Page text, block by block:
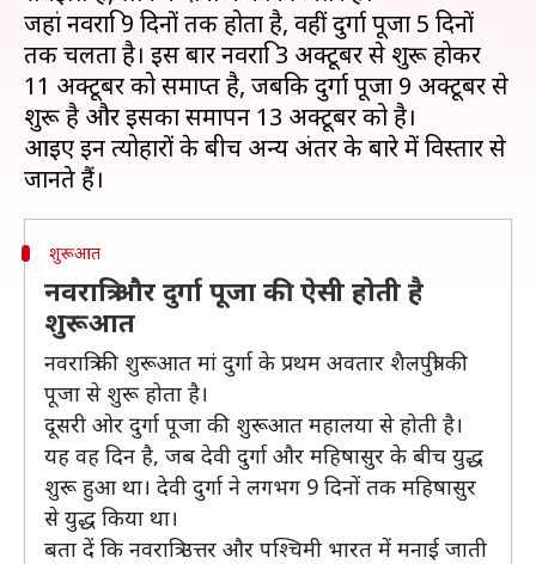
जहां नवरात्रि 9 दिनों तक होता है, वहीं दुर्गा पूजा 5 दिनों
तक चलता है। इस बार नवरात्रि 3 अक्टूबर से शुरू होकर
11 अक्टूबर को समाप्त है, जबकि दुर्गा पूजा 9 अक्टूबर से
शुरू है और इसका समापन 13 अक्टूबर को है।
आइए इन त्योहारों के बीच अन्य अंतर के बारे में विस्तार से
शुरूआत
नवरात्रि और दुर्गा पूजा की ऐसी होती है
शुरूआत
नवरात्रि की शुरूआत मां दुर्गा के प्रथम अवतार शैलपुत्री की
पूजा से शुरू होता है।
दूसरी ओर दुर्गा पूजा की शुरूआत महालया से होती है।
यह वह दिन है, जब देवी दुर्गा और महिषासुर के बीच युद्ध
शुरू हुआ था। देवी दुर्गा ने लगभग 9 दिनों तक महिषासुर
से युद्ध किया था।
बता दें कि नवरात्रि उत्तर और पश्चिमी भारत में मनाई जाती